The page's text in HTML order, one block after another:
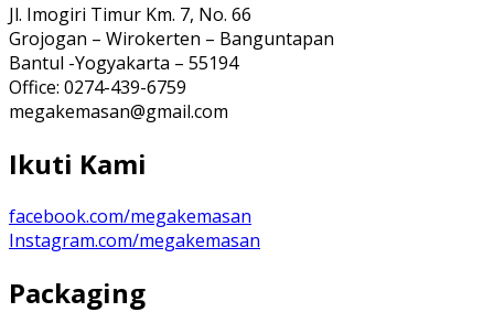
Jl. Imogiri Timur Km. 7, No. 66
Grojogan – Wirokerten – Banguntapan
Bantul -Yogyakarta – 55194
Office: 0274-439-6759
megakemasan@gmail.com
Ikuti Kami
facebook.com/megakemasan
Instagram.com/megakemasan
Packaging